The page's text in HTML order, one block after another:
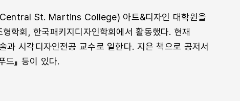
St. Martins College) 아트&디자인 대학원을
학회, 한국패키지디자인학회에서 활동했다. 현재
과 시각디자인전공 교수로 일한다. 지은 책으로 공저서
드』 등이 있다.